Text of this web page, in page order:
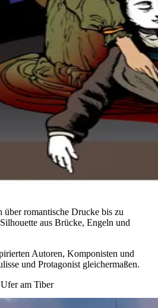
über romantische Drucke bis zu
aus Brücke, Engeln und
Autoren, Komponisten und
und Protagonist gleichermaßen.
am Tiber